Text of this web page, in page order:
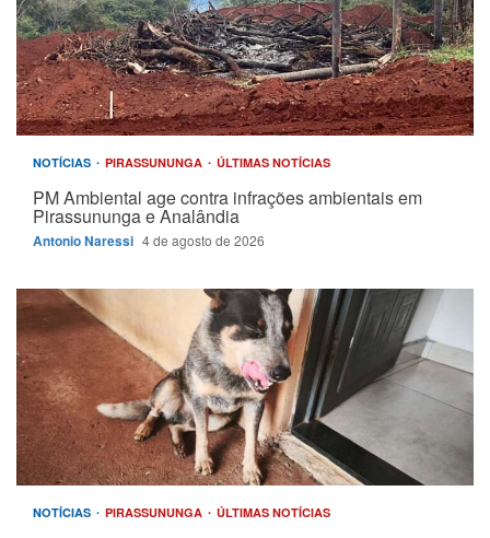
NOTÍCIAS PIRASSUNUNGA ÚLTIMAS NOTÍCIAS
PM Ambiental age contra infrações ambientais em
Pirassununga e Analândia
Antonio Naressi 4 de agosto de 2026
NOTÍCIAS PIRASSUNUNGA ÚLTIMAS NOTÍCIAS